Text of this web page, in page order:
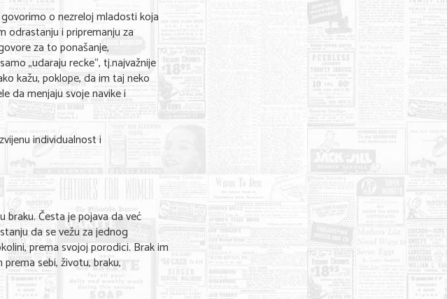
o nezreloj mladosti koja
odrastanju i pripremanju za
za to ponašanje,
„udaraju recke“, tj.najvažnije
kažu, poklope, da im taj neko
da menjaju svoje navike i
individualnost i
braku. Česta je pojava da već
da se vežu za jednog
prema svojoj porodici. Brak im
sebi, životu, braku,